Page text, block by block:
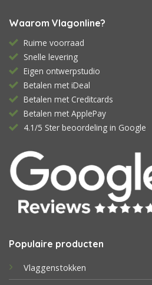
Waarom Vlagonline?
Ruime voorraad
Snelle levering
Eigen ontwerpstudio
Betalen met iDeal
Betalen met Creditcards
Betalen met ApplePay
4.1/5 Ster beoordeling in Google
Populaire producten
Vlaggenstokken